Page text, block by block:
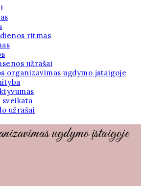
ritmas
užrašai
organizavimas ugdymo įstaigoje
sveikata
užrašai
ugdymo įstaigoje